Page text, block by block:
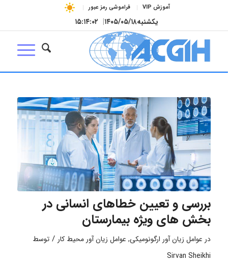
آموزش VIP فراموشی رمز عبور
یکشنبه۱۴۰۵/۰۵/۱۸| ۱۵:۱۴:۰۳
بررسی و تعیین خطاهای انسانی در
بخش های ویژه بیمارستان
در عوامل زیان آور ارگونومیکی, عوامل زیان آور محیط کار / توسط
Sirvan Sheikhi